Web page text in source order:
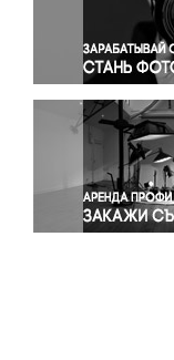
Религия
Светская
Спорт
Экология